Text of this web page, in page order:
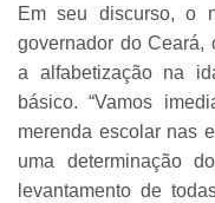
Em seu discurso, o
governador do Ceará,
a alfabetização na
básico. “Vamos
merenda escolar nas
uma determinação
levantamento de